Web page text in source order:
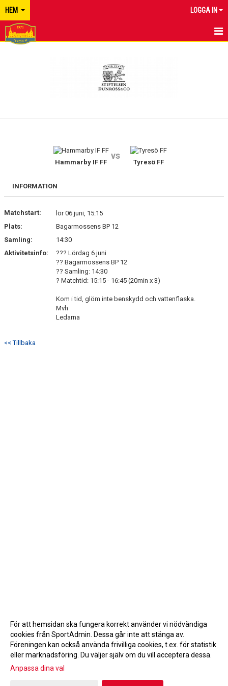
HEM LOGGA IN
Hammarby IF FF
vs
Tyresö FF
INFORMATION
Matchstart:
lör 06 juni, 15:15
Plats:
Bagarmossens BP 12
Samling:
14:30
Aktivitetsinfo:
??? Lördag 6 juni
?? Bagarmossens BP 12
?? Samling: 14:30
? Matchtid: 15:15 - 16:45 (20min x 3)
Kom i tid, glöm inte benskydd och vattenflaska.
Mvh
Ledarna
<< Tillbaka
Gå till Webbversion
För att hemsidan ska fungera korrekt använder vi nödvändiga
cookies från SportAdmin. Dessa går inte att stänga av.
Föreningen kan också använda frivilliga cookies, t.ex. för statistik
eller marknadsföring. Du väljer själv om du vill acceptera dessa.
Anpassa dina val